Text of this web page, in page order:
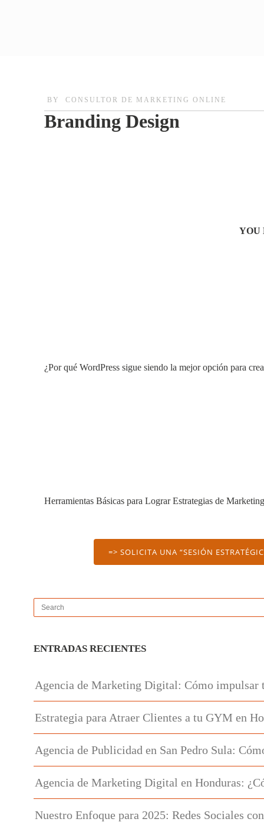
BY CONSULTOR DE MARKETING ONLINE
Branding Design
YOU
¿Por qué WordPress sigue siendo la mejor opción para
Herramientas Básicas para Lograr Estrategias de
=> SOLICITA UNA “SESIÓN
ENTRADAS RECIENTES
Agencia de Marketing Digital: Cómo impulsar
Estrategia para Atraer Clientes a tu GYM en
Agencia de Publicidad en San Pedro Sula:
Agencia de Marketing Digital en Honduras:
Nuestro Enfoque para 2025: Redes Sociales